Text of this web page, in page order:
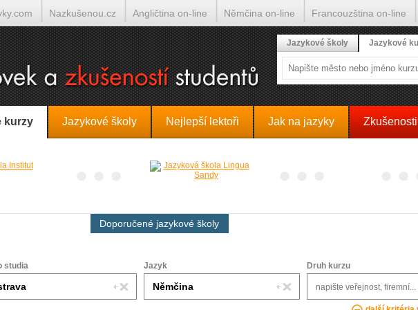
kurzy Jazykové školy Nejlepší lektoři Jak na jazyky
Doporučené jazykové školy
studia Jazyk Druh kurzu
Jazykové školy Jazykové
Nazkušenou.cz Angličtina on-line Němčina on-line Francouzština on-line